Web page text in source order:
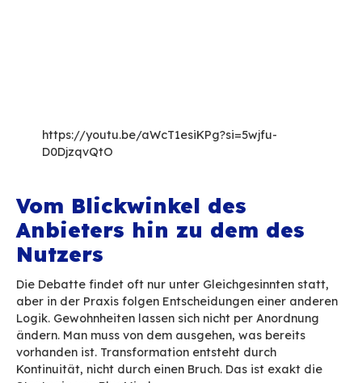
Aus diesem Grund hat sich BlueMind dafür
Outlook nativ im Exchange-Modus zu
gewohnten Tools und Workflows arbeiten,
Server ein anderer ist.
Der Wechsel von einem System zum anderen
dann in den Details ab. Ein E-Mail-System
nur aus den E-Mails. Jeder Nutzer, jede
eine eigene Umgebung aufgebaut, mit
Freigaben, Delegationen, einem Kalender und
Einstellungen. All das ist miteinander